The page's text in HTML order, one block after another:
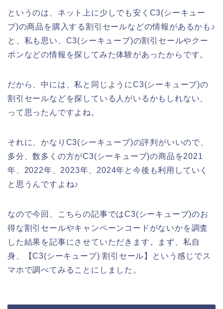
というのは、ネット上に少しでも安くC3(シーキュー
ブ)の商品を購入する割引セールなどの情報があるかも♪
と、私も思い、C3(シーキューブ)の割引セールやクー
ポンなどの情報を探してみた体験があったからです。
だから、中には、私と同じようにC3(シーキューブ)の
割引セールなどを探している人がいるかもしれない、
って思ったんですよね。
それに、かなりC3(シーキューブ)の評判がいいので、
多分、数多くの方がC3(シーキューブ)の商品を2021
年、2022年、2023年、2024年と今後も利用していく
と思うんですよね♪
なので今回、こちらの記事ではC3(シーキューブ)のお
得な割引セールやキャンペーンコードがないかを調査
した結果を記事にさせていただきます。まず、私自
身、【C3(シーキューブ) 割引セール】という感じでス
マホで調べてみることにしました。